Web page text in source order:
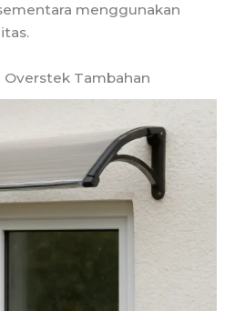
menggunakan
Overstek Tambahan